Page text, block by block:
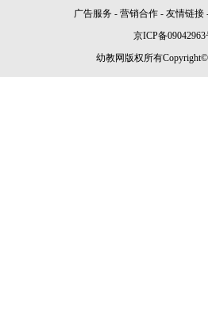
广告服务 - 营销合作 - 友情链接
京ICP备09042963
幼教网版权所有